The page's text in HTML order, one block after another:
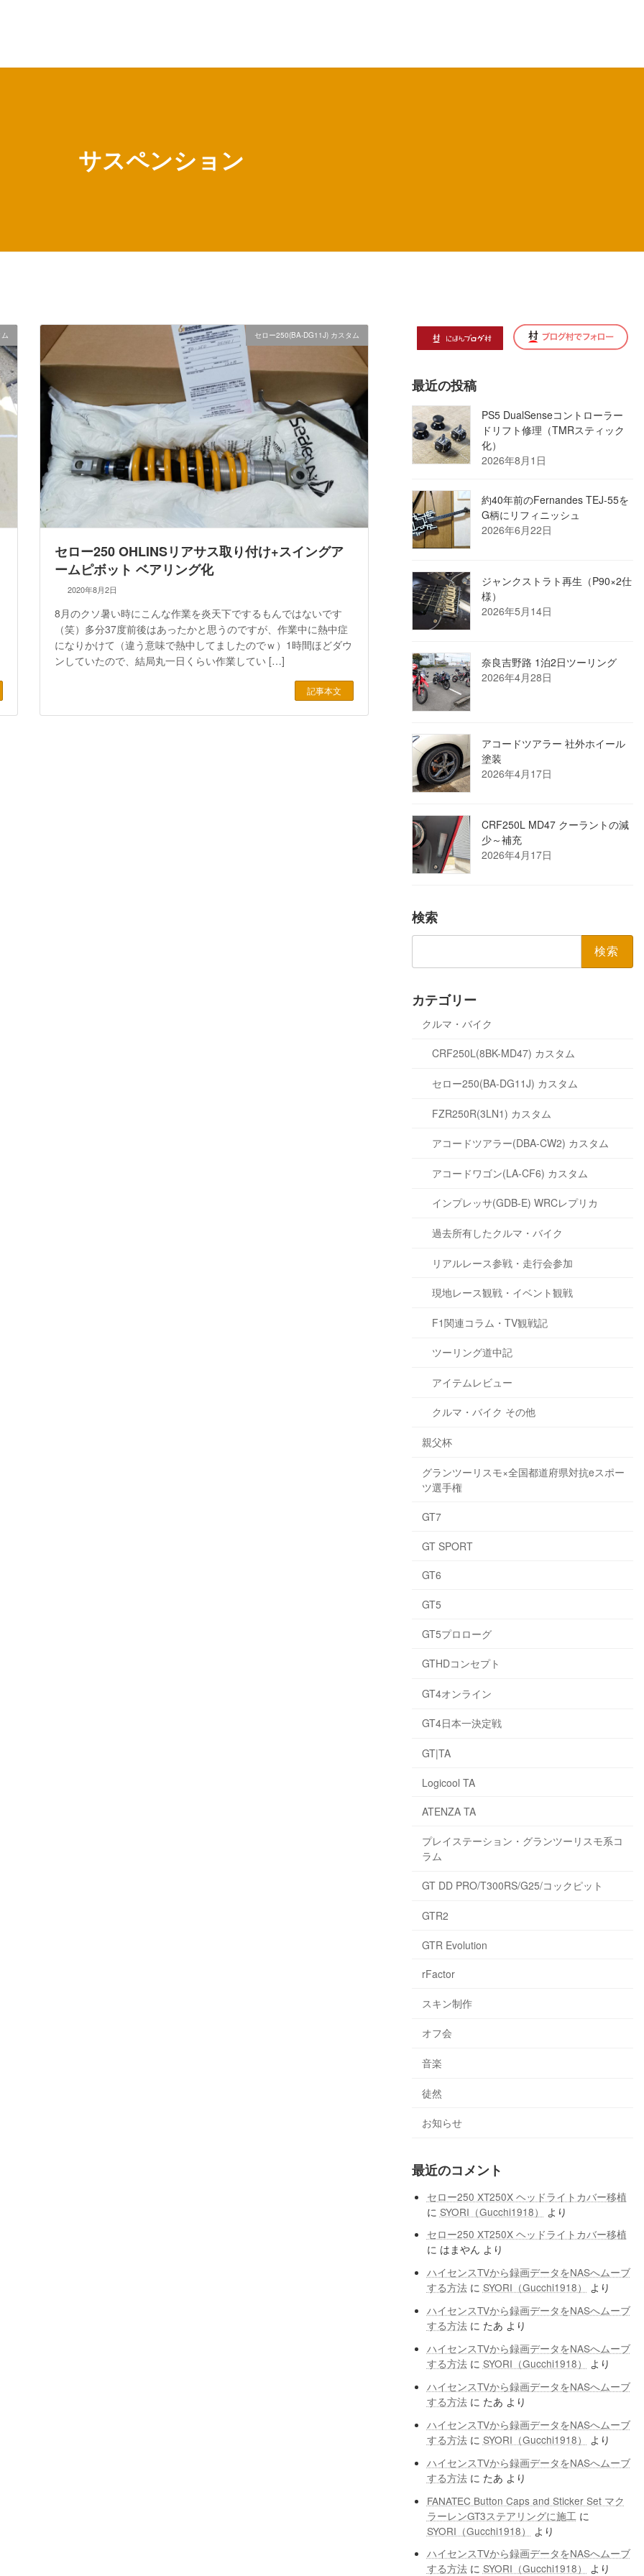
サスペンション
セロー250(BA-DG11J) カスタム
セロー250 OHLINSリアサス取り付け+スイングア
ームピボット ベアリング化
2020年8月2日
8月のクソ暑い時にこんな作業を炎天下でするもんではないです
（笑）多分37度前後はあったかと思うのですが、作業中に熱中症
になりかけて（違う意味で熱中してましたのでｗ）1時間ほどダウ
ンしていたので、結局丸一日くらい作業してい […]
記事本文
最近の投稿
PS5 DualSenseコントローラー
ドリフト修理（TMRスティック
化）
2026年8月1日
約40年前のFernandes TEJ-55を
G柄にリフィニッシュ
2026年6月22日
ジャンクストラト再生（P90×2仕
様）
2026年5月14日
奈良吉野路 1泊2日ツーリング
2026年4月28日
アコードツアラー 社外ホイール
塗装
2026年4月17日
CRF250L MD47 クーラントの減
少～補充
2026年4月17日
検索
カテゴリー
クルマ・バイク
CRF250L(8BK-MD47) カスタム
セロー250(BA-DG11J) カスタム
FZR250R(3LN1) カスタム
アコードツアラー(DBA-CW2) カスタム
アコードワゴン(LA-CF6) カスタム
インプレッサ(GDB-E) WRCレプリカ
過去所有したクルマ・バイク
リアルレース参戦・走行会参加
現地レース観戦・イベント観戦
F1関連コラム・TV観戦記
ツーリング道中記
アイテムレビュー
クルマ・バイク その他
親父杯
グランツーリスモ×全国都道府県対抗eスポー
ツ選手権
GT7
GT SPORT
GT6
GT5
GT5プロローグ
GTHDコンセプト
GT4オンライン
GT4日本一決定戦
GT|TA
Logicool TA
ATENZA TA
プレイステーション・グランツーリスモ系コ
ラム
GT DD PRO/T300RS/G25/コックピット
GTR2
GTR Evolution
rFactor
スキン制作
オフ会
音楽
徒然
お知らせ
最近のコメント
セロー250 XT250X ヘッドライトカバー移植
に SYORI（Gucchi1918）
より
セロー250 XT250X ヘッドライトカバー移植
に はまやん より
ハイセンスTVから録画データをNASへムーブ
する方法に SYORI（Gucchi1918）
より
ハイセンスTVから録画データをNASへムーブ
する方法に たあ より
ハイセンスTVから録画データをNASへムーブ
する方法に SYORI（Gucchi1918）
より
ハイセンスTVから録画データをNASへムーブ
する方法に たあ より
ハイセンスTVから録画データをNASへムーブ
する方法に SYORI（Gucchi1918）
より
ハイセンスTVから録画データをNASへムーブ
する方法に たあ より
FANATEC Button Caps and Sticker Set マク
ラーレンGT3ステアリングに施工 に
SYORI（Gucchi1918）
より
ハイセンスTVから録画データをNASへムーブ
する方法に SYORI（Gucchi1918） より